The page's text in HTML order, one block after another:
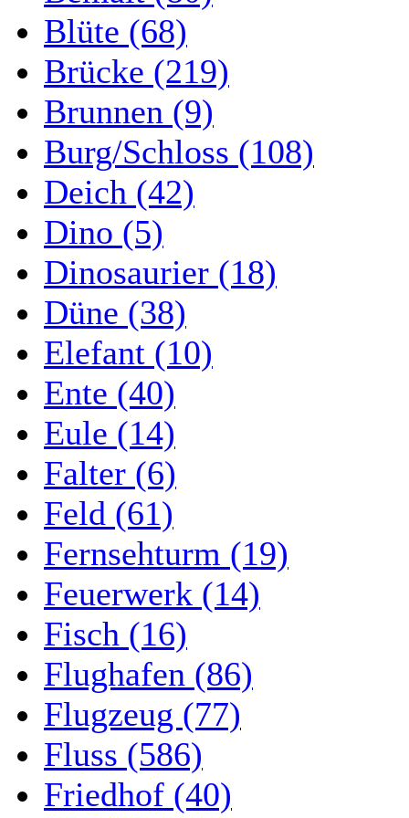
Blüte (68)
Brücke (219)
Brunnen (9)
Burg/Schloss (108)
Deich (42)
Dino (5)
Dinosaurier (18)
Düne (38)
Elefant (10)
Ente (40)
Eule (14)
Falter (6)
Feld (61)
Fernsehturm (19)
Feuerwerk (14)
Fisch (16)
Flughafen (86)
Flugzeug (77)
Fluss (586)
Friedhof (40)